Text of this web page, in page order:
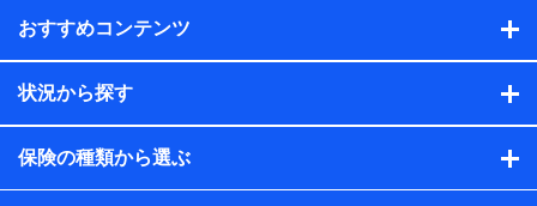
保険契約情報
当社または株式会社NTTドコモ・フィナンシャルグルー
プが取得し、又は保有する保険契約に関する情報。例と
して、保険契約者及び被保険者の氏名、住所、生年月
日、性別、保険契約者と被保険者の関係、保険加入の目
的、保険商品の内容、保険料、保険料のお支払方法、車
のメーカーや走行距離などの情報、建物の構造や築年数
などの情報、ペットの種類や年齢などの情報などが含ま
おすすめコンテンツ
状況から探す
保険の種類から選ぶ